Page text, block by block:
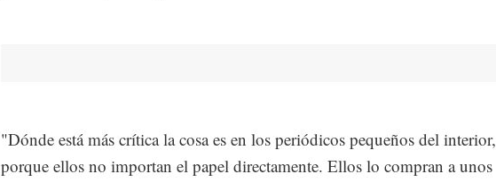
"Dónde está más crítica la cosa es en los periódicos pequeños del interior,
porque ellos no importan el papel directamente. Ellos lo compran a unos